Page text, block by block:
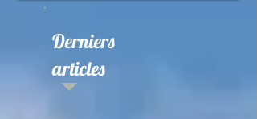
Derniers
articles